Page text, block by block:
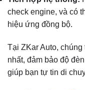
check engine, và có
hiệu ứng đồng bộ.
Tại ZKar Auto,
nhất, đảm bảo độ
giúp bạn tự tin di